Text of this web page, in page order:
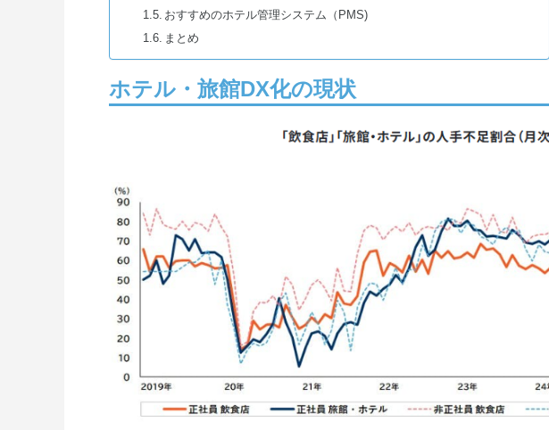
おすすめのホテル管理システム（PMS)
まとめ
ホテル・旅館DX化の現状